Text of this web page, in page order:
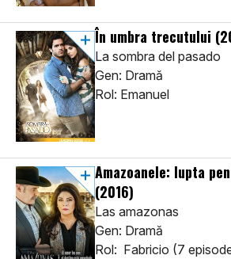
În umbra trecutului
La sombra del pasado
Gen: Dramă
Rol: Emanuel
Amazoanele: lupta
(2016)
Las amazonas
Gen: Dramă
Rol: Fabricio (7